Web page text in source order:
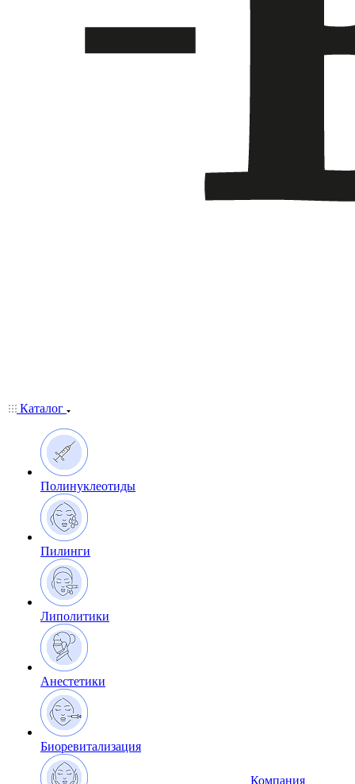
Каталог
Полинуклеотиды
Пилинги
Липолитики
Анестетики
Биоревитализация
Компания